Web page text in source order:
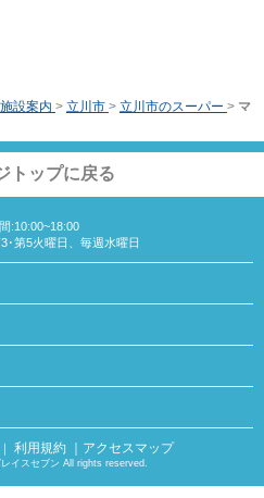
設案内 > 立川市 > 立川市のスーパー > マ
トップに戻る
:10:00~18:00
･第5火曜日、毎週水曜日
｜ 利用規約 ｜アクセスマップ
イスセブン All rights reserved.